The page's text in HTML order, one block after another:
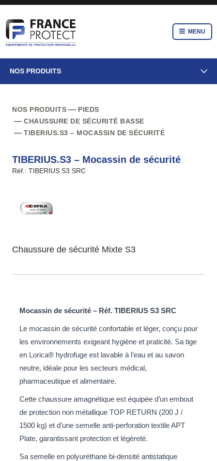
MENU
NOS PRODUITS
NOS PRODUITS
PIEDS
CHAUSSURE DE SÉCURITÉ BASSE
TIBERIUS.S3 – MOCASSIN DE SÉCURITÉ
TIBERIUS.S3 – Mocassin de sécurité
Réf.: TIBERIUS S3 SRC
Chaussure de sécurité Mixte S3
Mocassin de sécurité – Réf. TIBERIUS S3 SRC
Le mocassin de sécurité confortable et léger, conçu pour
les environnements exigeant hygiène et praticité. Sa tige
en Lorica® hydrofuge est lavable à l’eau et au savon
neutre, idéale pour les secteurs médical,
pharmaceutique et alimentaire.
Cette chaussure amagnétique est équipée d’un embout
de protection non métallique TOP RETURN (200 J /
1500 kg) et d’une semelle anti-perforation textile APT
Plate, garantissant protection et légèreté.
Sa semelle en polyuréthane bi-densité antistatique